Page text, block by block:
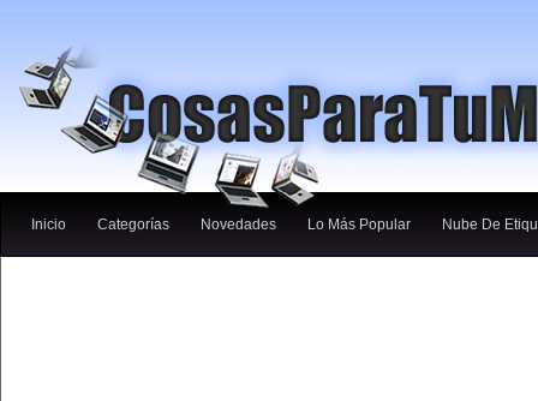
Inicio Categorías Novedades Lo Más Popular Nube De